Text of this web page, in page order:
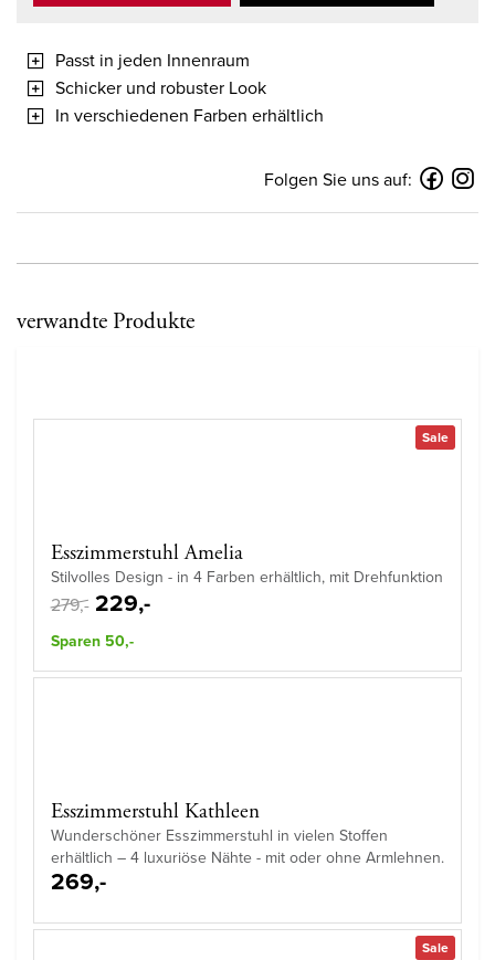
Passt in jeden Innenraum
Schicker und robuster Look
In verschiedenen Farben erhältlich
Folgen Sie uns auf:
verwandte Produkte
Sale
Esszimmerstuhl Amelia
Stilvolles Design - in 4 Farben erhältlich, mit Drehfunktion
279,- 229,-
Sparen 50,-
Esszimmerstuhl Kathleen
Wunderschöner Esszimmerstuhl in vielen Stoffen
erhältlich – 4 luxuriöse Nähte - mit oder ohne Armlehnen.
269,-
Sale